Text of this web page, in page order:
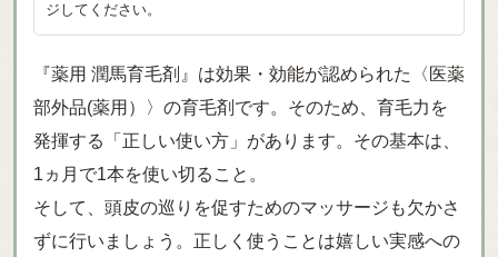
ジしてください。
『薬用 潤馬育毛剤』は効果・効能が認められた〈医薬
部外品(薬用）〉の育毛剤です。そのため、育毛力を
発揮する「正しい使い方」があります。その基本は、
1ヵ月で1本を使い切ること。
そして、頭皮の巡りを促すためのマッサージも欠かさ
ずに行いましょう。正しく使うことは嬉しい実感への